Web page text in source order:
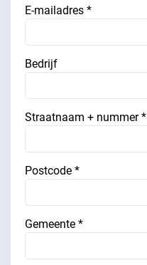
E-mailadres *
Bedrijf
Straatnaam + nummer *
Postcode *
Gemeente *